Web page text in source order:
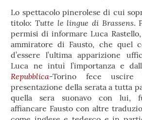
Lo spettacolo pinerolese di cui
titolo:Tutte le lingue di Brassens.
permisi di informare Luca
ammiratore di Fausto, che quel
d’essere l’ultima apparizione
Luca ne intuì l’importanza e
Repubblica-Torino fece
presentazione della serata a tutta
quella sera suonavo con lui,
affiancare Fausto con altre